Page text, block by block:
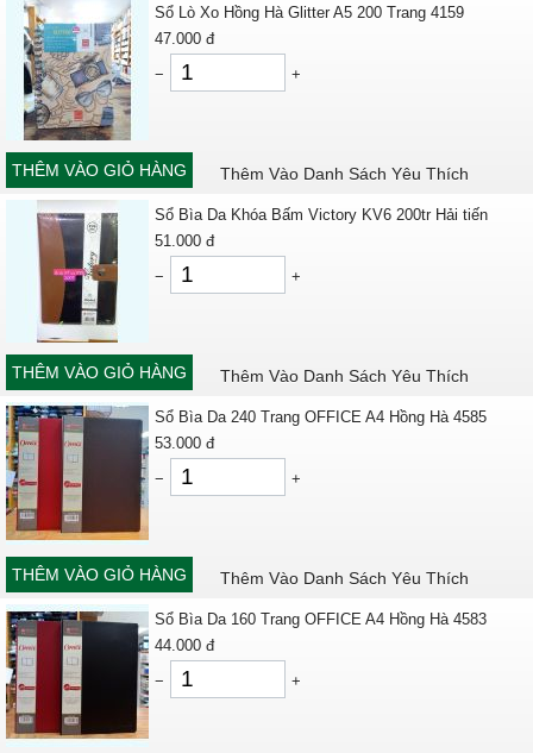
Sổ Lò Xo Hồng Hà Glitter A5 200 Trang 4159
47.000 đ
−
+
THÊM VÀO GIỎ HÀNG Thêm Vào Danh Sách Yêu Thích
Sổ Bìa Da Khóa Bấm Victory KV6 200tr Hải tiến
51.000 đ
−
+
THÊM VÀO GIỎ HÀNG Thêm Vào Danh Sách Yêu Thích
Sổ Bìa Da 240 Trang OFFICE A4 Hồng Hà 4585
53.000 đ
−
+
THÊM VÀO GIỎ HÀNG Thêm Vào Danh Sách Yêu Thích
Sổ Bìa Da 160 Trang OFFICE A4 Hồng Hà 4583
44.000 đ
−
+